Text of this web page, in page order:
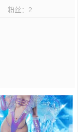
粉丝： 2